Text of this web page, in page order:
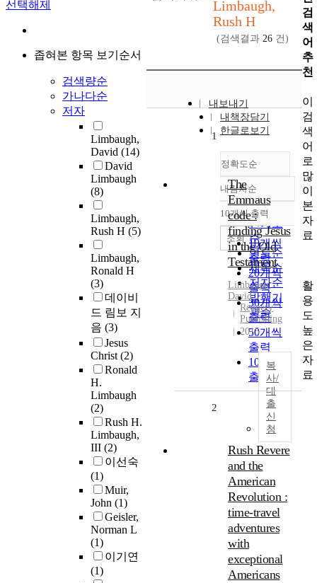
선택해제
좁혀본 항목 보기순서
검색량순
가나다순
저자
Limbaugh,
David (14)
David
Limbaugh
(8)
Limbaugh,
Rush H (5)
Limbaugh,
Ronald H
(3)
데이비
드 림보 지
음 (3)
Jesus
Christ(2)
Ronald
H.
Limbaugh
(2)
Rush H.
Limbaugh,
III (2)
이선숙
(1)
Muir,
John (1)
Geisler,
Norman L
(1)
이기연
(1)
Limbaugh,
Rush H
(검색결과 26 건)
내보내기
내책장담기
한글로보기
정확도순
정확도
순
인기도
순
연도순
제목순
저자순
발행기
관순
내림차순
내림차순
10개씩 출력
10개씩
출력
20개씩
출력
30개씩
출력
50개씩
출력
100개씩
출력
조회
1
The
Emmaus
code :
finding Jesus
in the Old
Testament
Limbaugh,
David
Regnery
Publishing
2015
복
사/
대
출
신
청
2
Rush Revere
and the
American
Revolution :
time-travel
adventures
with
exceptional
Americans
검
색
어
추
천
이
검
색
어
로
많
이
본
자
료
활
용
도
높
은
자
료